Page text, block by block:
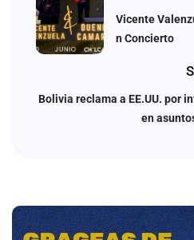
Vicente
n Concierto
Bolivia reclama a EE.UU. por
en